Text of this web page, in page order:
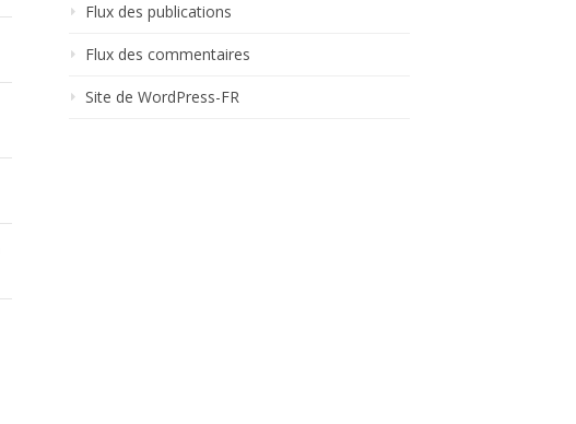
Flux des publications
Flux des commentaires
Site de WordPress-FR